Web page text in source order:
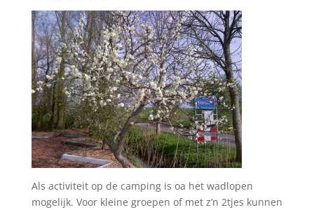
Als activiteit op de camping is oa het wadlopen
mogelijk. Voor kleine groepen of met z’n 2tjes kunnen